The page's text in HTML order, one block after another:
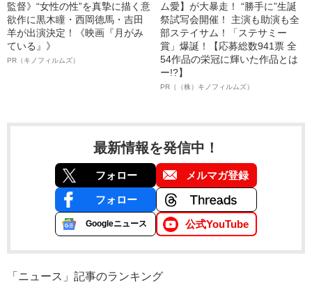
監督》“女性の性”を真摯に描く意
欲作に黒木瞳・西岡德馬・吉田
羊が出演決定！《映画『月がみ
ている』》
PR（キノフィルムズ）
ム愛】が大暴走！ “勝手に”生誕
祭試写会開催！ 主演も助演も全
部ステイサム！「ステサミー
賞」爆誕！【応募総数941票 全
54作品の栄冠に輝いた作品とは
ー!?】
PR（（株）キノフィルムズ）
最新情報を発信中！
フォロー メルマガ登録
フォロー
Googleニュース 公式YouTube
「ニュース」記事のランキング